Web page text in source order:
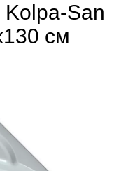
San
см